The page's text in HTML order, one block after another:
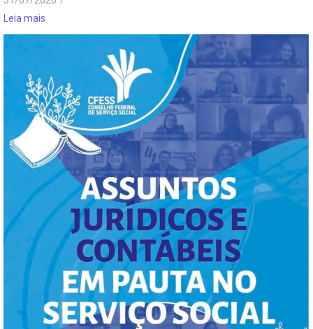
Leia mais